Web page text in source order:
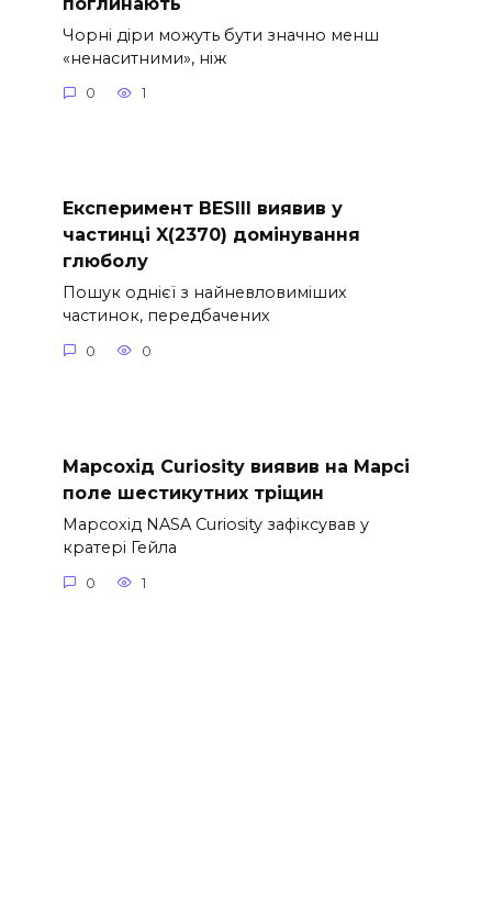
Чорні діри можуть бути значно менш
«ненаситними», ніж
0 1
Експеримент BESIII виявив у
частинці X(2370) домінування
глюболу
Пошук однієї з найневловиміших
частинок, передбачених
0 0
Марсохід Curiosity виявив на Марсі
поле шестикутних тріщин
Марсохід NASA Curiosity зафіксував у
кратері Гейла
0 1